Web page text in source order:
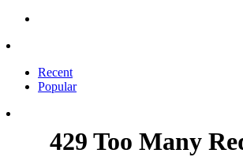
Recent
Popular